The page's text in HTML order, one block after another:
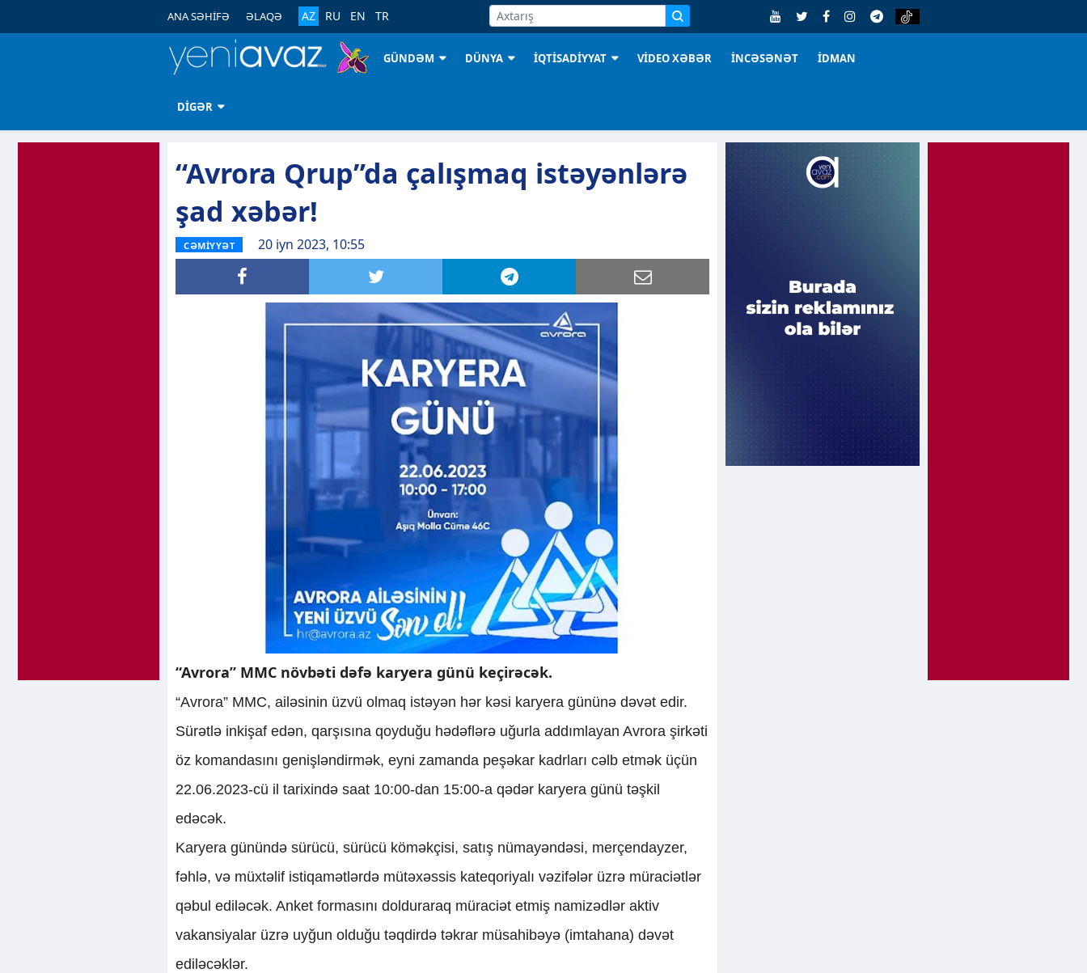
ANA SƏHİFƏ ƏLAQƏ AZ RU EN TR
GÜNDƏM DÜNYA İQTİSADİYYAT VİDEO XƏBƏR İNCƏSƏNƏT İDMAN
DİGƏR
“Avrora Qrup”da çalışmaq istəyənlərə
şad xəbər!
CƏMİYYƏT 20 iyn 2023, 10:55
“Avrora” MMC növbəti dəfə karyera günü keçirəcək.
“Avrora” MMC, ailəsinin üzvü olmaq istəyən hər kəsi karyera gününə dəvət edir.
Sürətlə inkişaf edən, qarşısına qoyduğu hədəflərə uğurla addımlayan Avrora şirkəti
öz komandasını genişləndirmək, eyni zamanda peşəkar kadrları cəlb etmək üçün
22.06.2023-cü il tarixində saat 10:00-dan 15:00-a qədər karyera günü təşkil
edəcək.
Karyera günündə sürücü, sürücü köməkçisi, satış nümayəndəsi, merçendayzer,
fəhlə, və müxtəlif istiqamətlərdə mütəxəssis kateqoriyalı vəzifələr üzrə müraciətlər
qəbul ediləcək. Anket formasını dolduraraq müraciət etmiş namizədlər aktiv
vakansiyalar üzrə uyğun olduğu təqdirdə təkrar müsahibəyə (imtahana) dəvət
ediləcəklər.